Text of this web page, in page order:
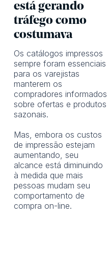
está gerando
tráfego como
costumava
Os catálogos impressos
sempre foram essenciais
para os varejistas
manterem os
compradores informados
sobre ofertas e produtos
sazonais.
Mas, embora os custos
de impressão estejam
aumentando, seu
alcance está diminuindo
à medida que mais
pessoas mudam seu
comportamento de
compra on-line.